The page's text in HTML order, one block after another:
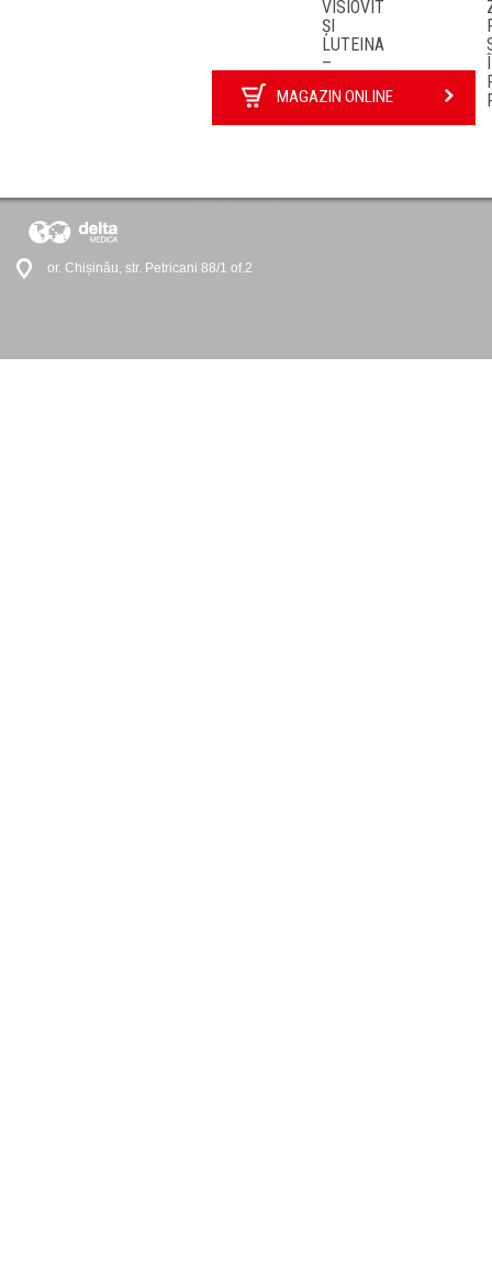
VISIOVIT
ȘI
LUTEINA
–
OCHILOR
MAGAZIN ONLINE
or. Chișinău, str. Petricani 88/1 of.2